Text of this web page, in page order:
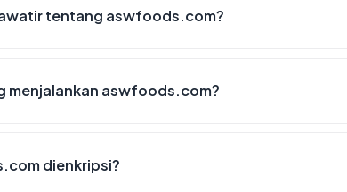
tentang aswfoods.com?
menjalankan aswfoods.com?
dienkripsi?